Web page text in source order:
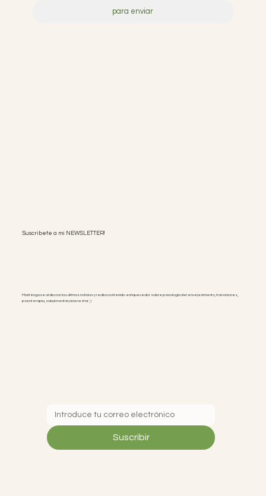
para enviar
Suscribete a mi NEWSLETTER!
Manténgase al día con las últimas noticias y reciba contenido enriquecedor sobre psicología del envejecimiento, transiciones,
psicoterapia, salud mental y bienestar ;)
Suscribir